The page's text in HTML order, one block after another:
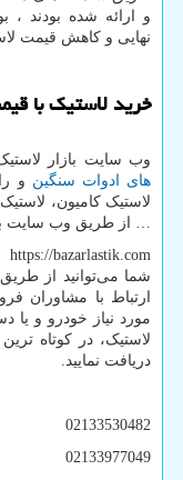
و ارائه شده بودند
نهایی و کاهش قیمت
خرید لاستیک با
وب سایت بازار لاستیک
های ادوات سنگین و
لاستیک کامیون،
… از طریق وب سایت
https://bazarlastik.com
شما می‌توانید از
ارتباط با مشاوران
مورد نیاز خودرو و یا
لاستیک، در کوتاه
دریافت نمایید.
02133530482
02133977049